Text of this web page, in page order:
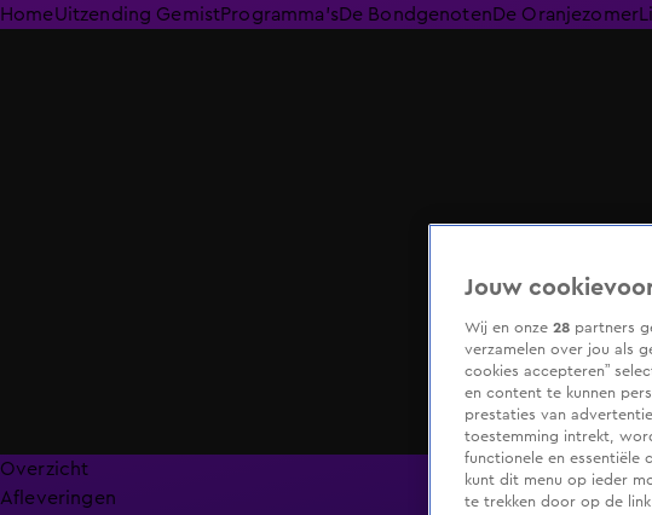
HomeUitzending GemistProgramma'sDe BondgenotenDe Oranjezomer
Overzicht
Afleveringen
Jouw
Wij en onze 28 partners
verzamelen over jou als
cookies accepteren”
en content te kunnen
prestaties van
toestemming intrekt,
functionele en essentiële
kunt dit menu op ieder
te trekken door op de